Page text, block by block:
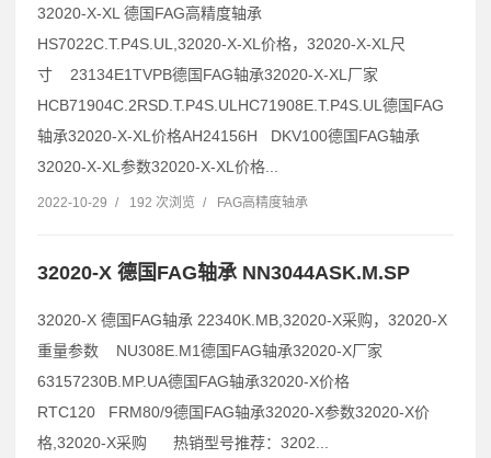
32020-X-XL 德国FAG高精度轴承
HS7022C.T.P4S.UL,32020-X-XL价格，32020-X-XL尺
寸 23134E1TVPB德国FAG轴承32020-X-XL厂家
HCB71904C.2RSD.T.P4S.ULHC71908E.T.P4S.UL德国FAG
轴承32020-X-XL价格AH24156H DKV100德国FAG轴承
32020-X-XL参数32020-X-XL价格...
2022-10-29 / 192 次浏览 / FAG高精度轴承
32020-X 德国FAG轴承 NN3044ASK.M.SP
32020-X 德国FAG轴承 22340K.MB,32020-X采购，32020-X
重量参数 NU308E.M1德国FAG轴承32020-X厂家
63157230B.MP.UA德国FAG轴承32020-X价格
RTC120 FRM80/9德国FAG轴承32020-X参数32020-X价
格,32020-X采购 热销型号推荐：3202...